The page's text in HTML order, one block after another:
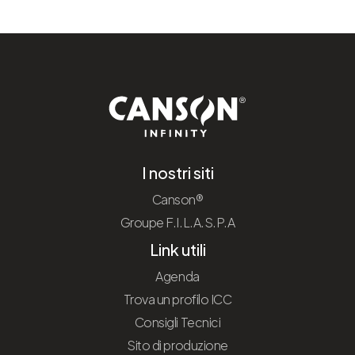
I nostri siti
Canson®
Groupe F.I.L.A.S.P.A
Link utili
Agenda
Trova un profilo ICC
Consigli Tecnici
Sito di produzione